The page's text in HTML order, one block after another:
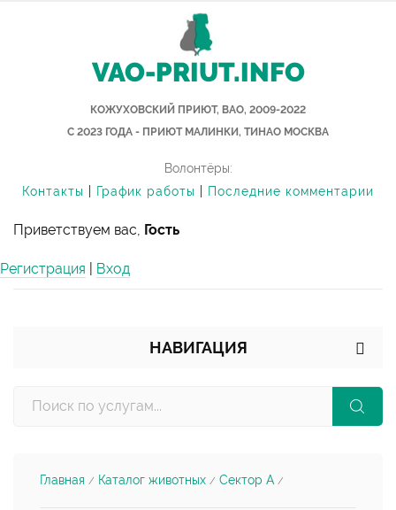
VAO-PRIUT.INFO
КОЖУХОВСКИЙ ПРИЮТ, ВАО, 2009-2022
С 2023 ГОДА - ПРИЮТ МАЛИНКИ, ТИНАО МОСКВА
Волонтёры:
Контакты
График работы Последние комментарии
Приветствуем вас, Гость
Регистрация Вход
НАВИГАЦИЯ
Главная / Каталог животных / Сектор А /